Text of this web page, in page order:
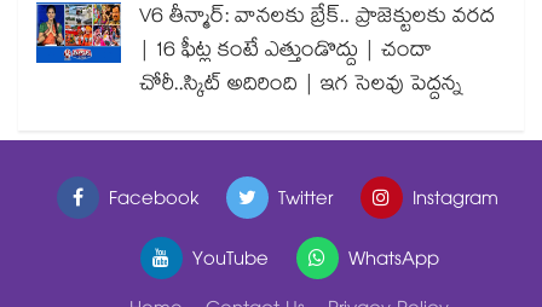
V6 తీన్మార్: వానలకు బ్రేక్.. ప్రాజెక్టులకు వరద
| 16 ఫీట్ల కంటే ఎత్తుండొద్దు | చందా
చోరీ..స్కిట్ అదిరింది | ఇగ సెలవు పెద్దన్న
Facebook Twitter
Instagram
YouTube
WhatsApp